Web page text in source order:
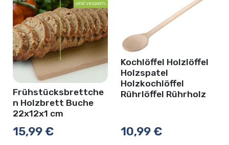
Frühstücksbrettche
n Holzbrett Buche
22x12x1 cm
15,99€
Kochlöffel Holzlöffel
Holzspatel
Holzkochlöffel
Rührlöffel Rührholz
10,99€